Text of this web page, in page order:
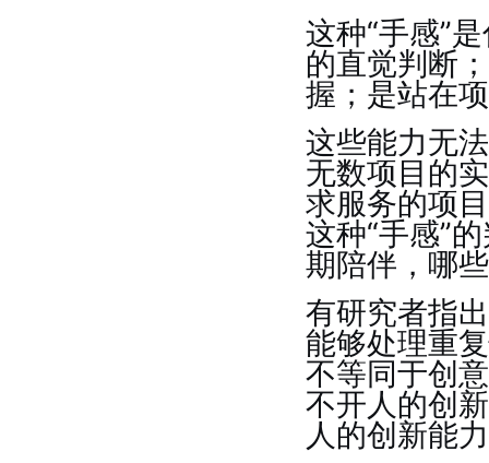
这种“手感”
的直觉判断
握；是站在
这些能力无
无数项目的
求服务的项
这种“手感”
期陪伴，哪
有研究者指
能够处理重
不等同于创
不开人的创
人的创新能